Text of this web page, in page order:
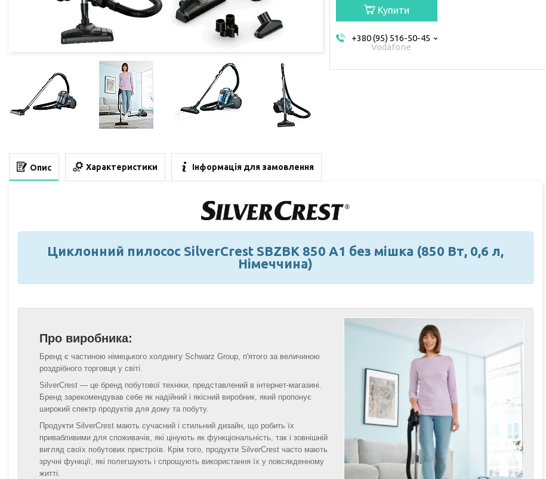
Купити
+380 (95) 516-50-45
Vodafone
Опис Характеристики Інформація для замовлення
Циклонний пилосос SilverCrest SBZBK 850 A1 без мішка (850 Вт, 0,6 л,
Німеччина)
Про виробника:
Бренд є частиною німецького холдингу Schwarz Group, п'ятого за величиною
роздрібного торговця у світі.
SilverCrest — це бренд побутової техніки, представлений в інтернет-магазині.
Бренд зарекомендував себе як надійний і якісний виробник, який пропонує
широкий спектр продуктів для дому та побуту.
Продукти SilverCrest мають сучасний і стильний дизайн, що робить їх
привабливими для споживачів, які цінують як функціональність, так і зовнішній
вигляд своїх побутових пристроїв. Крім того, продукти SilverCrest часто мають
зручні функції, які полегшують і спрощують використання їх у повсякденному
житті.